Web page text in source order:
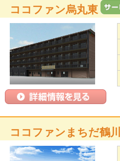
ココファン烏丸東
ココファンまちだ鶴川